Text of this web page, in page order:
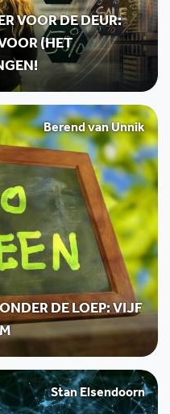
VOOR DE DEUR:
(HET
Berend van Unnik
DE LOEP: VIJF
Stan Elsendoorn